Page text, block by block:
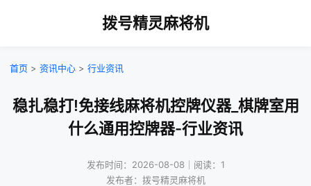
拨号精灵麻将机
首页 > 资讯中心 > 行业资讯
稳扎稳打!免接线麻将机控牌仪器_棋牌室用
什么通用控牌器-行业资讯
发布时间：2026-08-08｜阅读：1
发布者：拨号精灵麻将机